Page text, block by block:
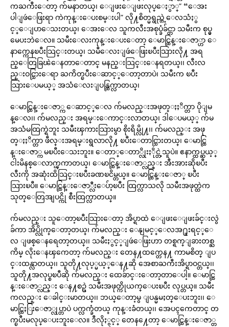
ကႀကီးေတာ့ က်မနာတယ္၊ ေျဖးေျဖးလုပ္ေႏွာ္” “ေအး
ပါျဖဴေဖြးရာ ကဲကုန္းေပးစမ္းပါ” လို႔စိတ္မရွည္တဲ့ေလသံႏွ
င့္ေျပာေသးတယ္၊ ေအးေလ သူကလီးအစုပ္ခံခ်င္တာ သမီးက စုပ္မွ
မေပးဘဲေလ။ သမီးေလးကုန္းေပးေတာ့ ေမာင္ထြန္းေဇာ္ဟာ ေ
နာက္ကေနၿပီးသြင္းတယ္၊ သမီေလးျဖဴေဖြးၿပီးသြားလို႔ အရ
ည္ေတြခြၽဲေနတာေတာင္ မနည္းသြင္းေနရတယ္၊၊ လီးလ
ည္းဝင္သြားေရာ ႀကိတ္ၿပီးေဆာင့္ေတာ့တာပဲ၊ သမီးက ၿပီး
သြားေပမယ့္ အသံေလးျပန္ထြက္လာတယ္၊
ေမာင္ထြန္းေဇာ္က ေဆာင့္ေလ က်မလည္းအဖုတ္ႏႈိက္တာ ပိုျမ
န္ေလ၊၊ က်မလည္း အရမ္းေကာင္းလာတယ္၊ ဒါေပမယ့္ က်မ
အသံမထြက္ရဲဘူး သမီးၾကားသြားမွာ စိုးရိမ္လို႔၊၊ က်မလည္း အဖု
တ္ႏႈိက္တာ ဖီလ္းအရမ္းရွလာလို႔ ၿပီးေတာင္သြားတယ္၊ ေမာင္ထြ
န္းေဇာ္က မၿပီးေသးဘူး။ ေတာ္ေတာ္လိုးႏိုင္တဲ့သူပဲ။ ဧနာက္ထပ္ဆယ့္
ငါးမိနစ္ေလာက္ၾကာတယ္၊ ေမာင္ထြန္းေဇာ္လည္း အီးအားဆိုၿပီး
လီးကို အဆုံးထိသြင္းၿပီးခဏၿငိမ္တယ္။ ေမာင္ထြန္းေဇာ္ ၿပီး
သြားၿပီ။ ေမာင္ထြန္းေဇာ္လီးေပ်ာ့ၿပီး ထြက္လာသလို သမီးအဖုတ္ထဲက
သုတ္ေတြအျပင္ကို စီးထြက္လာတယ္။
က်မလည္း သူေတာ့ၿပီးသြားေတာ့ အိပ္ရာထဲ ေျဖးေျဖးခ်င္းလွဲ
ခ်ကာ အိပ္လိုက္ေတာ့တယ္၊ က်မလည္း ေနျမင့္ေလအ႐ူးရင့္ေ
လ ျဖစ္ေနရေတာ့တယ္၊၊ သမီးႏွင့္ျဖဴေဖြးဟာ တစ္ရက္ျခားတစ္ႀ
ကိမ္ လိုးေနၾကေတာ့ က်မလည္း တေန႔ထက္တေန႔ ကာမစိတ္ ျပ
င္းထန္လာတယ္၊၊ သူတို႔လုပ့္မယ့္ေန႔ဆို အေစာႀကီးအိပ္ရာဝင္တယ္၊၊
သူတို႔အလုပ္စၿပီဆို က်မလည္း ထေခ်ာင္းေတာ့တာေပါ့။ ေမာင္ထြ
န္းေဇာ္လည္း ေန႔စဥ္ပဲ သမီးအဖုတ္ကိုယက္ေပးၿပီး လုပ္တယ္။ သမီး
ကလည္း ေခါင္းမာတယ္၊၊ ဘယ္ေတာ့မွ ျပန္မမႈတ္ေပးဘူး၊၊ ေ
မာင္ထြႏြးေဇာ္လုပ္တာပဲ ပက္လက္ခံတယ္ ကုန္းခံတယ္၊၊ အေပၚကေတာင္ တ
က္ၿပီးမလုပ္ေပးဘူးေလ။ ဒီလိုႏွင့္ တေန႔ေတာ့ ေမာင္ထြန္းေဇာ္တ